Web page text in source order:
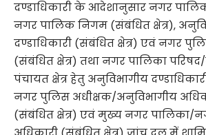
दण्डाधिकारी के आदेशानुसार नगर
नगर पालिक निगम (संबंधित क्षेत्र),
दण्डाधिकारी (संबंधित क्षेत्र) एवं नगर
(संबंधित क्षेत्र) तथा नगर पालिका
पंचायत क्षेत्र हेतु अनुविभागीय
नगर पुलिस अधीक्षक/अनुविभागीय
(संबंधित क्षेत्र) एवं मुख्य नगर पालिका/